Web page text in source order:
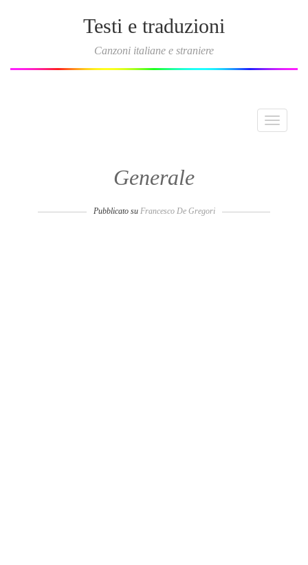
Testi e traduzioni
Canzoni italiane e straniere
Toggle
Generale
Pubblicato su Francesco De Gregori